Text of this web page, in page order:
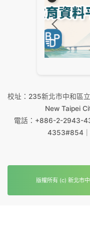
校址：235新北市中和區
New Taipei
電話：+886-2-2943-
4353#854
版權所有 (c) 新北市